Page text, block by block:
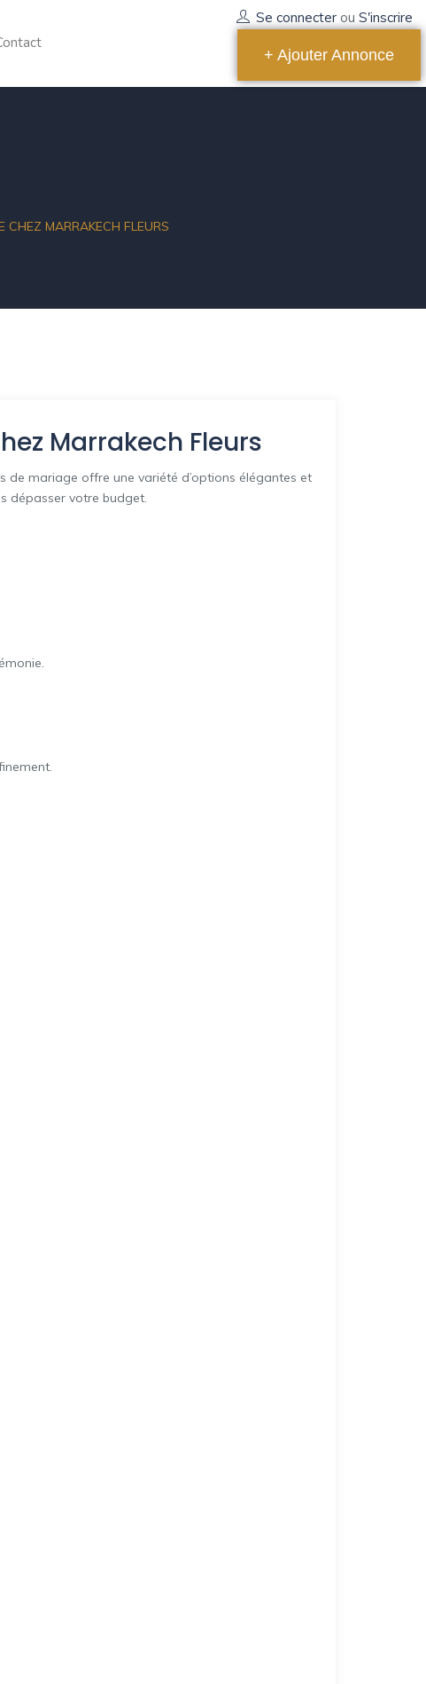
Se connecter ou S'inscrire
+ Ajouter Annonce
MARRAKECH FLEURS
Marrakech Fleurs
de mariage offre une variété d’options élégantes et
dépasser votre budget.